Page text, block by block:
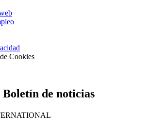
Cookies
de noticias